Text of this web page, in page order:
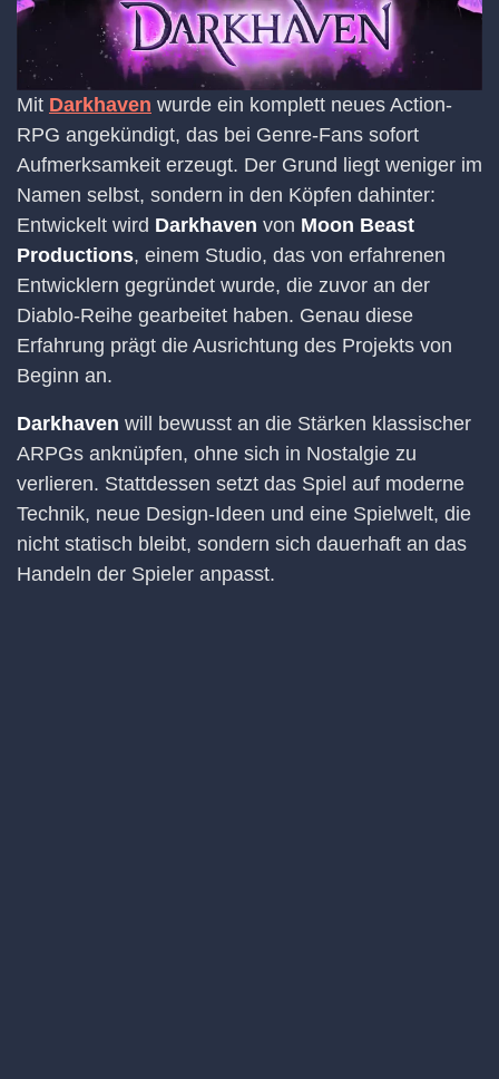
Mit Darkhaven wurde ein komplett neues Action-
RPG angekündigt, das bei Genre-Fans sofort
Aufmerksamkeit erzeugt. Der Grund liegt weniger im
Namen selbst, sondern in den Köpfen dahinter:
Entwickelt wird Darkhaven von Moon Beast
Productions, einem Studio, das von erfahrenen
Entwicklern gegründet wurde, die zuvor an der
Diablo-Reihe gearbeitet haben. Genau diese
Erfahrung prägt die Ausrichtung des Projekts von
Beginn an.
Darkhaven will bewusst an die Stärken klassischer
ARPGs anknüpfen, ohne sich in Nostalgie zu
verlieren. Stattdessen setzt das Spiel auf moderne
Technik, neue Design-Ideen und eine Spielwelt, die
nicht statisch bleibt, sondern sich dauerhaft an das
Handeln der Spieler anpasst.